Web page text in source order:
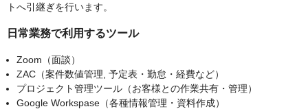
トへ引継ぎを行います。
日常業務で利用するツール
Zoom（面談）
ZAC（案件数値管理, 予定表・勤怠・経費など）
プロジェクト管理ツール（お客様との作業共有・管理）
Google Workspase（各種情報管理・資料作成）